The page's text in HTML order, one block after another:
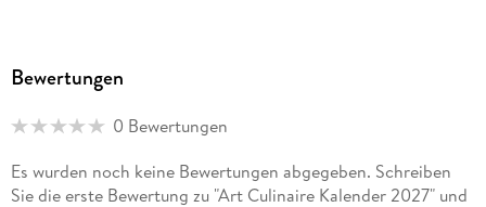
Bewertungen
0 Bewertungen
Es wurden noch keine Bewertungen abgegeben. Schreiben
Sie die erste Bewertung zu "Art Culinaire Kalender 2027" und